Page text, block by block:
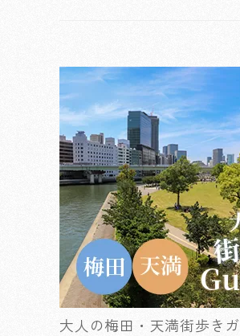
大人の梅田・天満街歩き